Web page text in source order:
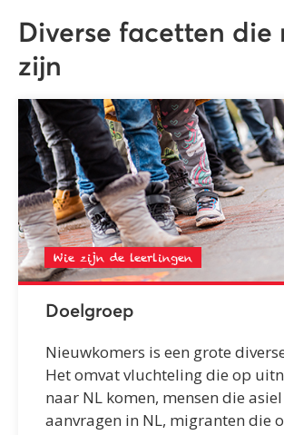
Diverse facetten die
zijn
Wie zijn de leerlingen
Doelgroep
Nieuwkomers is een grote
Het omvat vluchteling die op
naar NL komen, mensen die asiel
aanvragen in NL, migranten die